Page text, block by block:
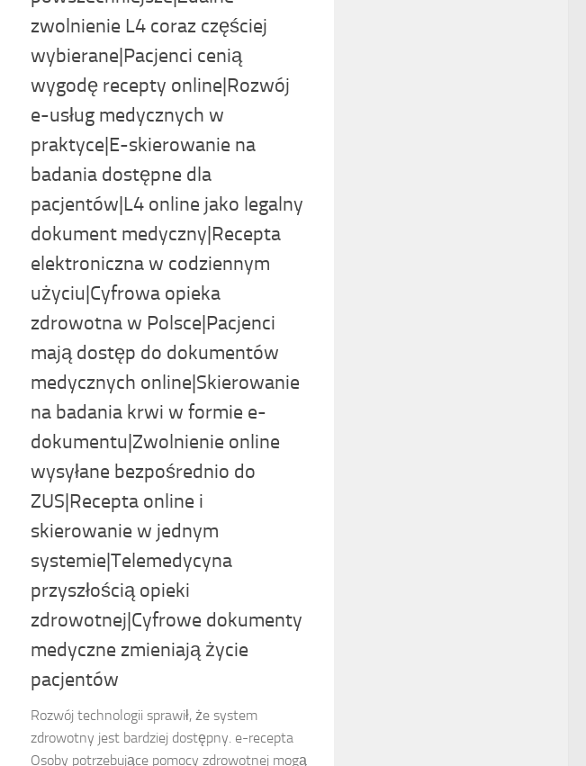
zwolnienie L4 coraz częściej
wybierane|Pacjenci cenią
wygodę recepty online|Rozwój
e-usług medycznych w
praktyce|E-skierowanie na
badania dostępne dla
pacjentów|L4 online jako legalny
dokument medyczny|Recepta
elektroniczna w codziennym
użyciu|Cyfrowa opieka
zdrowotna w Polsce|Pacjenci
mają dostęp do dokumentów
medycznych online|Skierowanie
na badania krwi w formie e-
dokumentu|Zwolnienie online
wysyłane bezpośrednio do
ZUS|Recepta online i
skierowanie w jednym
systemie|Telemedycyna
przyszłością opieki
zdrowotnej|Cyfrowe dokumenty
medyczne zmieniają życie
pacjentów
Rozwój technologii sprawił, że system
zdrowotny jest bardziej dostępny. e-recepta
Osoby potrzebujące pomocy zdrowotnej mogą